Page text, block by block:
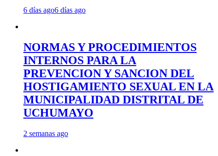
6 días ago6 días ago
NORMAS Y PROCEDIMIENTOS
INTERNOS PARA LA
PREVENCION Y SANCION DEL
HOSTIGAMIENTO SEXUAL EN LA
MUNICIPALIDAD DISTRITAL DE
UCHUMAYO
2 semanas ago